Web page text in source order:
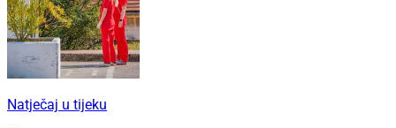
Natječaj u tijeku